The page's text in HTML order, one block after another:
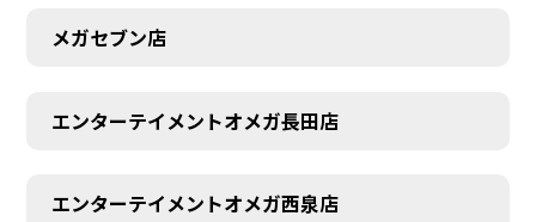
メガセブン店
エンターテイメントオメガ長田店
エンターテイメントオメガ西泉店